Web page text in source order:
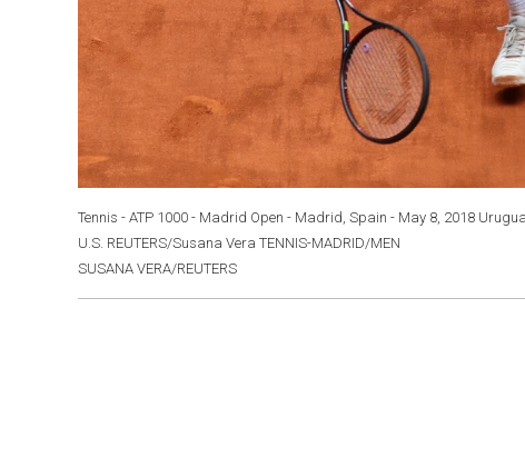
Tennis - ATP 1000 - Madrid Open - Madrid, Spain - May 8, 2018
U.S. REUTERS/Susana Vera TENNIS-MADRID/MEN
SUSANA VERA/REUTERS